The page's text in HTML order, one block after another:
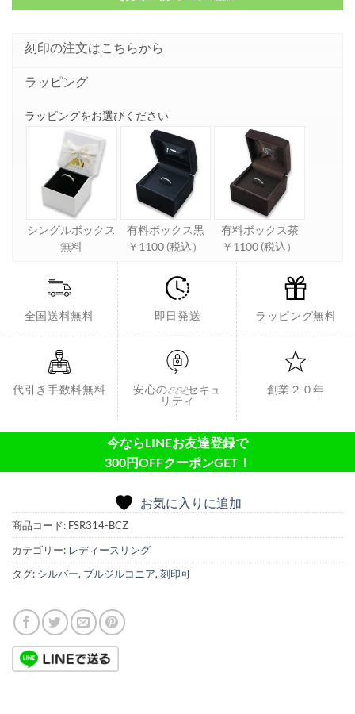
刻印の注文はこちらから
ラッピング
ラッピングをお選びください
シングルボックス
無料
有料ボックス黒
￥1100 (税込）
有料ボックス茶
￥1100 (税込）
全国送料無料 即日発送 ラッピング無料
代引き手数料無料
安心のSSLセキュ
リティ
創業２０年
今ならLINEお友達登録で
300円OFFクーポンGET！
お気に入りに追加
商品コード: FSR314-BCZ
カテゴリー: レディースリング
タグ: シルバー, ブルジルコニア, 刻印可